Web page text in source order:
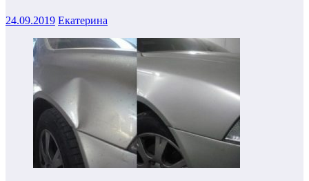
24.09.2019 Екатерина